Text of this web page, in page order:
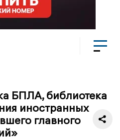
БПЛА, библиотека
иностранных
главного